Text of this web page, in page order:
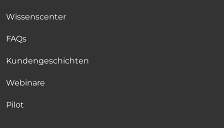
Wissenscenter
FAQs
Kundengeschichten
Webinare
Pilot